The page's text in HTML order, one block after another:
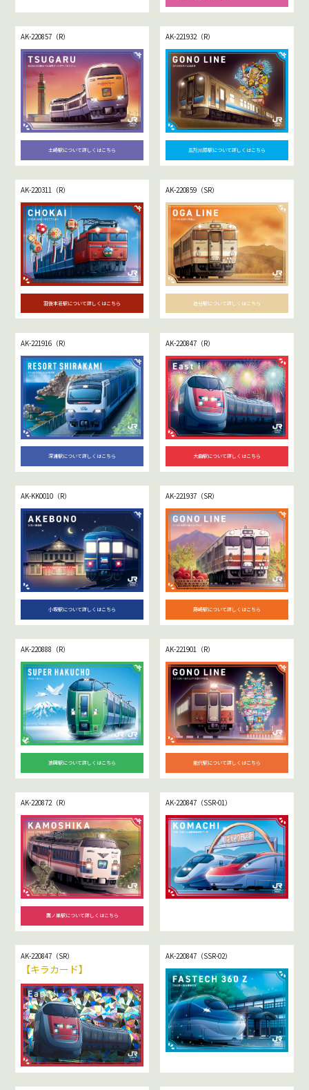
AK-220857（R）
土崎駅について詳しくはこちら
AK-221932（R）
五所川原駅について詳しくはこちら
AK-220311（R）
羽後本荘駅について詳しくはこちら
AK-220859（SR）
追分駅について詳しくはこちら
AK-221916（R）
深浦駅について詳しくはこちら
AK-220847（R）
大曲駅について詳しくはこちら
AK-KK0010（R）
小坂駅について詳しくはこちら
AK-221937（SR）
藤崎駅について詳しくはこちら
AK-220888（R）
浪岡駅について詳しくはこちら
AK-221901（R）
能代駅について詳しくはこちら
AK-220872（R）
鷹ノ巣駅について詳しくはこちら
AK-220847（SSR-01）
AK-220847（SR）
【キラカード】
AK-220847（SSR-02）